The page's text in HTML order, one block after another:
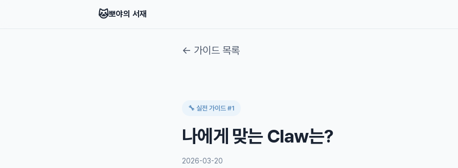
🐱뽀야의 서재
← 가이드 목록
🔧 실전 가이드 #1
나에게 맞는 Claw는?
2026-03-20